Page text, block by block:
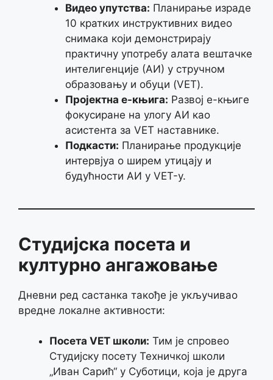
Видео упутства: Планирање израде
10 кратких инструктивних видео
снимака који демонстрирају
практичну употребу алата вештачке
интелигенције (АИ) у стручном
образовању и обуци (VET).
Пројектна е-књига: Развој е-књиге
фокусиране на улогу АИ као
асистента за VET наставнике.
Подкасти: Планирање продукције
интервјуа о ширем утицају и
будућности АИ у VET-у.
Студијска посета и
културно ангажовање
Дневни ред састанка такође је укључивао
вредне локалне активности:
Посета VET школи: Тим је спровео
Студијску посету Техничкој школи
„Иван Сарић“ у Суботици, која је друга